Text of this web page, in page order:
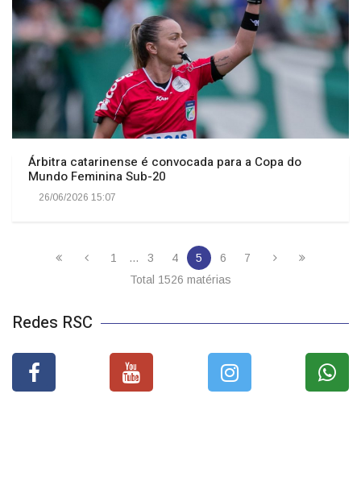
Árbitra catarinense é convocada para a Copa do
Mundo Feminina Sub-20
26/06/2026 15:07
1 3 4 5 6
7
Total 1526 matérias
Redes RSC